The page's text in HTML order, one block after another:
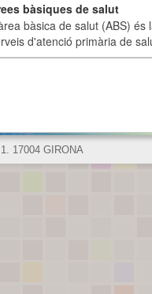
bàsiques de salut
bàsica de salut (ABS)
d'atenció primària de
17004 GIRONA